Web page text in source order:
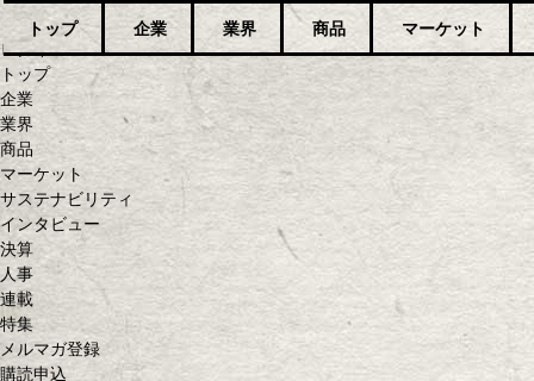
ログイン
トップ
企業
業界
商品
マーケット
サステナビリティ
インタビュー
決算
人事
連載
特集
メルマガ登録
購読申込
トップ 企業 業界 商品 マーケット